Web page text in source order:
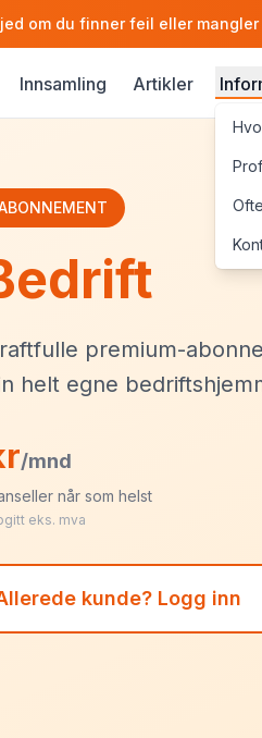
om du finner feil eller mangler
Innsamling Artikler
premium-
helt egne
/mnd
når som helst
eks. mva
kunde? Logg inn